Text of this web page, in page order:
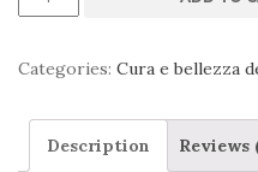
Arganiae
ml
Categories: Cura e bellezza
Description Reviews